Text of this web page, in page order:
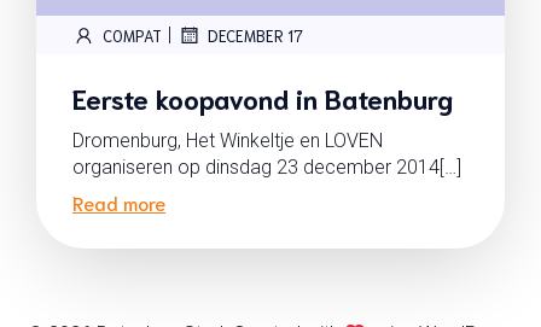
COMPAT | DECEMBER 17
Eerste koopavond in Batenburg
Dromenburg, Het Winkeltje en LOVEN
organiseren op dinsdag 23 december 2014[…]
Read more